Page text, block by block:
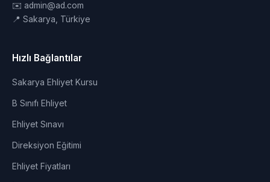
✉️ admin@ad.com
📍 Sakarya, Türkiye
Hızlı Bağlantılar
Sakarya Ehliyet Kursu
B Sınıfı Ehliyet
Ehliyet Sınavı
Direksiyon Eğitimi
Ehliyet Fiyatları